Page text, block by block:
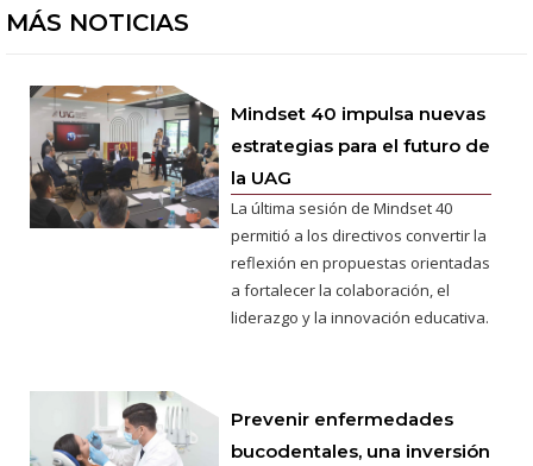
MÁS NOTICIAS
Mindset 40 impulsa nuevas
estrategias para el futuro de
la UAG
La última sesión de Mindset 40
permitió a los directivos convertir la
reflexión en propuestas orientadas
a fortalecer la colaboración, el
liderazgo y la innovación educativa.
Prevenir enfermedades
bucodentales, una inversión